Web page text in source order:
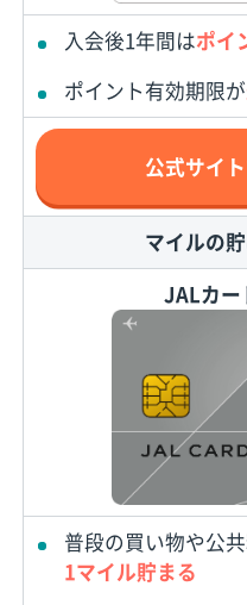
入会後1年間はポイ
ポイント有効期限が
公式サイ
マイルの
JALカー
普段の買い物や公
1マイル貯まる